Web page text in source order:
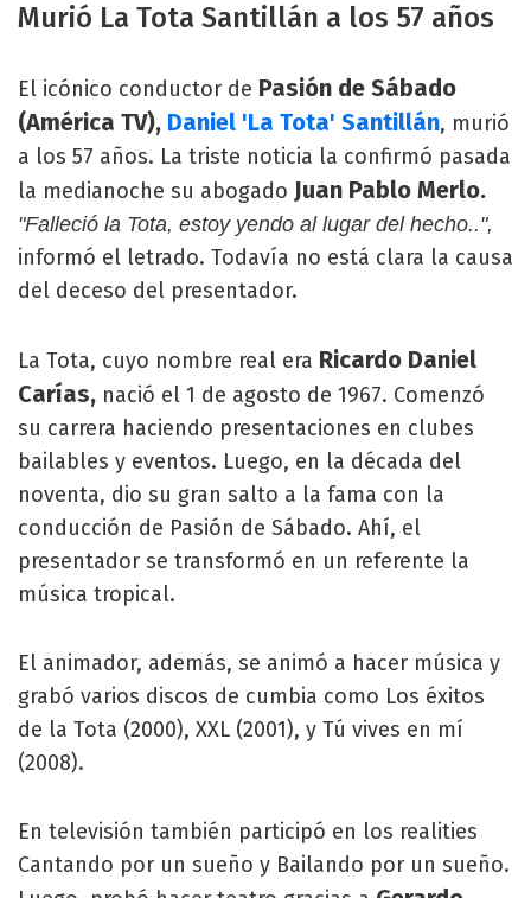
Murió La Tota Santillán a los 57 años
El icónico conductor de Pasión de Sábado
(América TV), Daniel 'La Tota' Santillán, murió
a los 57 años. La triste noticia la confirmó pasada
la medianoche su abogado Juan Pablo Merlo.
"Falleció la Tota, estoy yendo al lugar del hecho..",
informó el letrado. Todavía no está clara la causa
del deceso del presentador.
La Tota, cuyo nombre real era Ricardo Daniel
Carías, nació el 1 de agosto de 1967. Comenzó
su carrera haciendo presentaciones en clubes
bailables y eventos. Luego, en la década del
noventa, dio su gran salto a la fama con la
conducción de Pasión de Sábado. Ahí, el
presentador se transformó en un referente la
música tropical.
El animador, además, se animó a hacer música y
grabó varios discos de cumbia como Los éxitos
de la Tota (2000), XXL (2001), y Tú vives en mí
(2008).
En televisión también participó en los realities
Cantando por un sueño y Bailando por un sueño.